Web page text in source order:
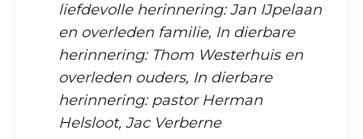
liefdevolle herinnering: Jan IJpelaan
en overleden familie, In dierbare
herinnering: Thom Westerhuis en
overleden ouders, In dierbare
herinnering: pastor Herman
Helsloot, Jac Verberne